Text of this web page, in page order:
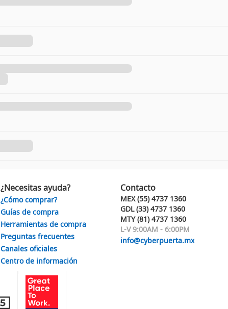
¿Necesitas ayuda?
¿Cómo comprar?
Guías de compra
Herramientas de compra
Preguntas frecuentes
Canales oficiales
Centro de información
Contacto
MEX (55) 4737 1360
GDL (33) 4737 1360
MTY (81) 4737 1360
L-V 9:00AM - 6:00PM
info@cyberpuerta.mx